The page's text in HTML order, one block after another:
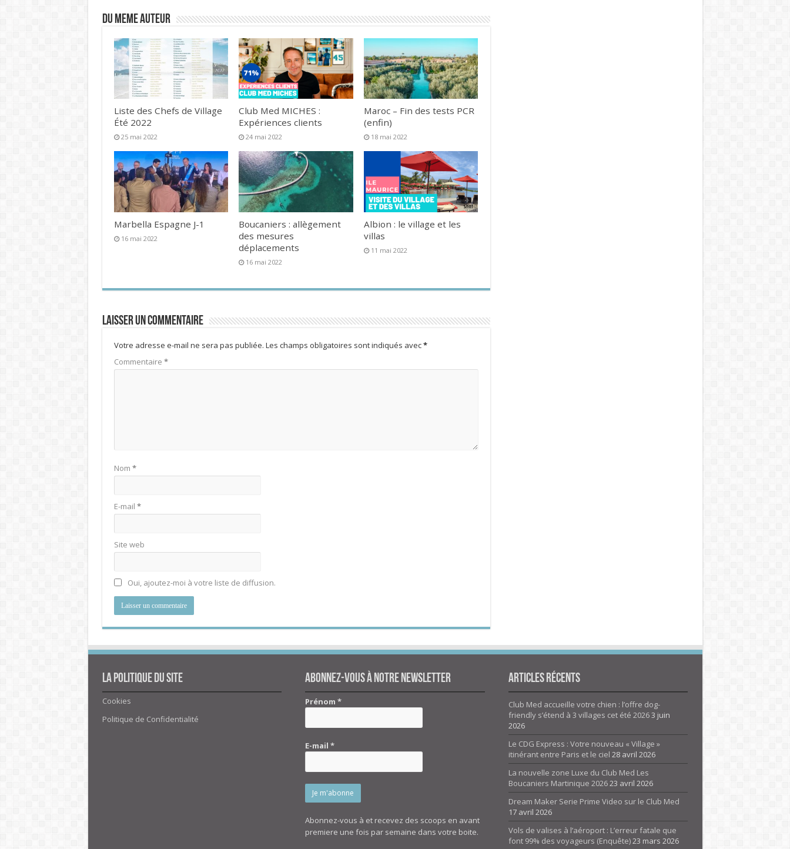
DU MEME AUTEUR
Liste des Chefs de Village
Été 2022
25 mai 2022
Club Med MICHES :
Expériences clients
24 mai 2022
Maroc – Fin des tests PCR
(enfin)
18 mai 2022
Marbella Espagne J-1
16 mai 2022
Boucaniers : allègement
des mesures
déplacements
16 mai 2022
Albion : le village et les
villas
11 mai 2022
Laisser un commentaire
Votre adresse e-mail ne sera pas publiée. Les champs obligatoires sont indiqués avec*
Commentaire *
Nom *
E-mail *
Site web
Oui, ajoutez-moi à votre liste de diffusion.
La politique du site
Cookies
Politique de Confidentialité
Abonnez-vous à notre newsletter
Prénom*
E-mail*
Abonnez-vous à et recevez des scoops en avant
premiere une fois par semaine dans votre boite.
Articles Récents
Club Med accueille votre chien : l’offre dog-
friendly s’étend à 3 villages cet été 20263 juin
2026
Le CDG Express : Votre nouveau « Village »
itinérant entre Paris et le ciel 28 avril 2026
La nouvelle zone Luxe du Club Med Les
Boucaniers Martinique 202623 avril 2026
Dream Maker Serie Prime Video sur le Club Med
17 avril 2026
Vols de valises à l’aéroport : L’erreur fatale que
font 99% des voyageurs (Enquête)23 mars 2026